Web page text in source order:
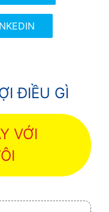
ĐIỀU GÌ
VỚI